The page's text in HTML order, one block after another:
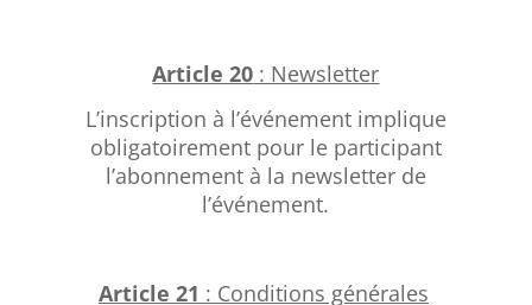
Article 20 : Newsletter
L’inscription à l’événement implique
obligatoirement pour le participant
l’abonnement à la newsletter de
l’événement.
Article 21 : Conditions générales